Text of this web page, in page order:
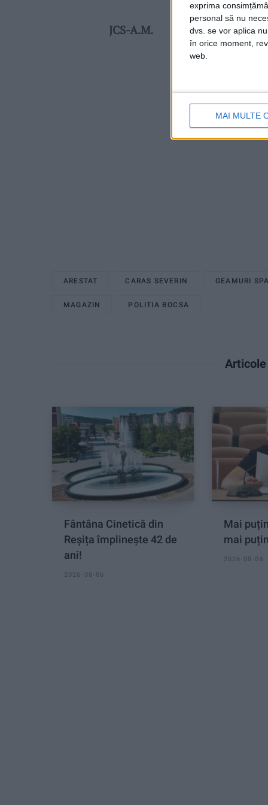
exprima
personal să nu
dvs. se vor aplica
în orice moment,
web.
MAI MULTE
JCS-A.M.
ARESTAT CARAS SEVERIN GEAMURI
MAGAZIN POLITIA BOCSA
Fântâna Cinetică din
Reșița împlinește 42 de
ani!
2026-08-06
Mai
mai
2026-08-06